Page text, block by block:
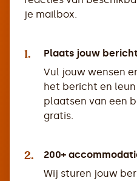
je mailbox.
1.
Plaats jouw
Vul jouw wensen
het bericht en
plaatsen van een
gratis.
2.
200+
Wij sturen jouw